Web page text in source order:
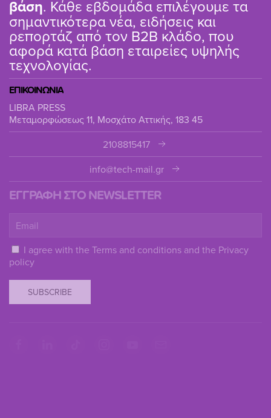
βάση. Κάθε εβδομάδα επιλέγουμε τα
σημαντικότερα νέα, ειδήσεις και
ρεπορτάζ από τον B2B κλάδο, που
αφορά κατά βάση εταιρείες υψηλής
τεχνολογίας.
ΕΠΙΚΟΙΝΩΝΙΑ
LIBRA PRESS
Μεταμορφώσεως 11, Μοσχάτο Αττικής, 183 45
2108815417
info@tech-mail.gr
ΕΓΓΡΑΦΗ ΣΤΟ NEWSLETTER
I agree with the Terms and conditions and the Privacy
policy
SUBSCRIBE